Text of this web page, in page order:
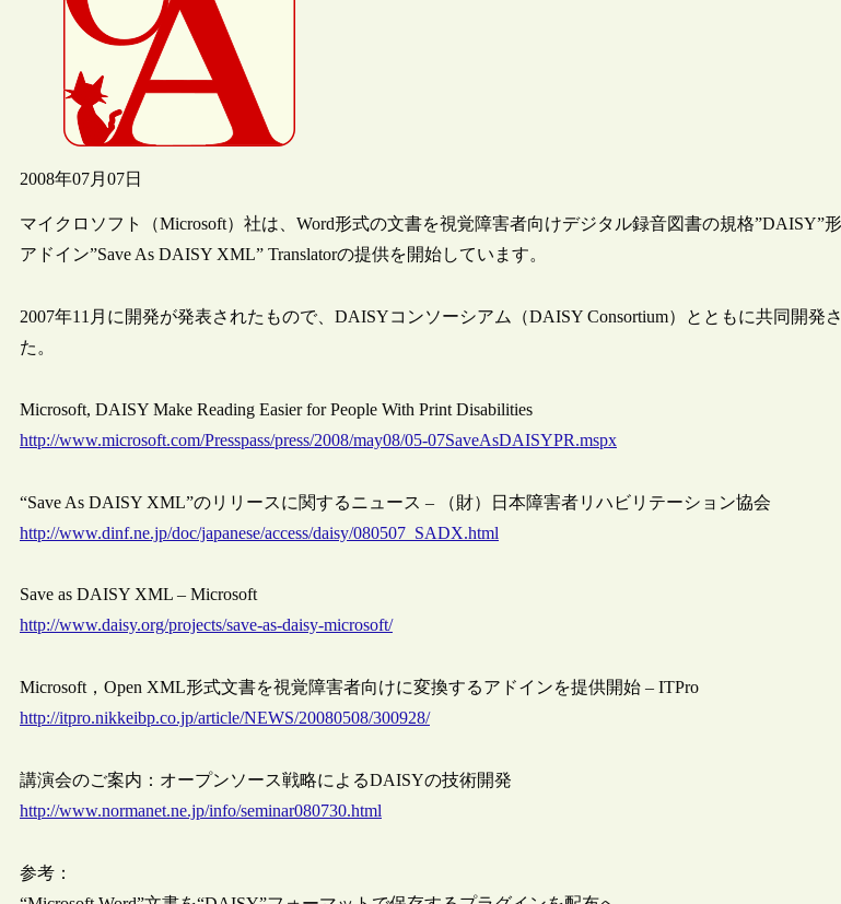
2008年07月07日
マイクロソフト（Microsoft）社は、Word形式の文書を視覚障害者向けデジタル録音図書の規格”DAISY”
アドイン”Save As DAISY XML” Translatorの提供を開始しています。
2007年11月に開発が発表されたもので、DAISYコンソーシアム（DAISY Consortium）とともに共同開発
た。
Microsoft, DAISY Make Reading Easier for People With Print Disabilities
http://www.microsoft.com/Presspass/press/2008/may08/05-07SaveAsDAISYPR.mspx
“Save As DAISY XML”のリリースに関するニュース – （財）日本障害者リハビリテーション協会
http://www.dinf.ne.jp/doc/japanese/access/daisy/080507_SADX.html
Save as DAISY XML – Microsoft
http://www.daisy.org/projects/save-as-daisy-microsoft/
Microsoft，Open XML形式文書を視覚障害者向けに変換するアドインを提供開始 – ITPro
http://itpro.nikkeibp.co.jp/article/NEWS/20080508/300928/
講演会のご案内：オープンソース戦略によるDAISYの技術開発
http://www.normanet.ne.jp/info/seminar080730.html
参考：